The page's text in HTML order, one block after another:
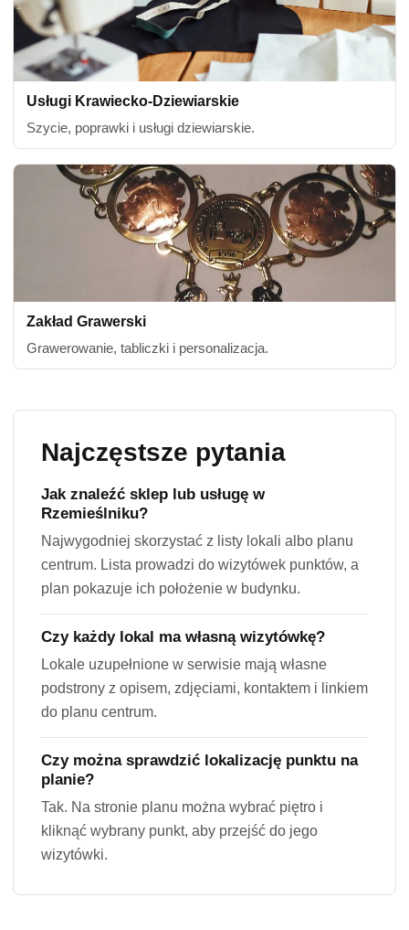
Usługi Krawiecko-Dziewiarskie
Szycie, poprawki i usługi dziewiarskie.
Zakład Grawerski
Grawerowanie, tabliczki i personalizacja.
Najczęstsze pytania
Jak znaleźć sklep lub usługę w
Rzemieślniku?
Najwygodniej skorzystać z listy lokali albo planu
centrum. Lista prowadzi do wizytówek punktów, a
plan pokazuje ich położenie w budynku.
Czy każdy lokal ma własną wizytówkę?
Lokale uzupełnione w serwisie mają własne
podstrony z opisem, zdjęciami, kontaktem i linkiem
do planu centrum.
Czy można sprawdzić lokalizację punktu na
planie?
Tak. Na stronie planu można wybrać piętro i
kliknąć wybrany punkt, aby przejść do jego
wizytówki.